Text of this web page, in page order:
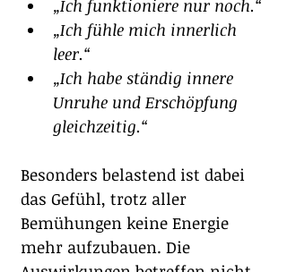
„Ich funktioniere nur noch.“
„Ich fühle mich innerlich
leer.“
„Ich habe ständig innere
Unruhe und Erschöpfung
gleichzeitig.“
Besonders belastend ist dabei
das Gefühl, trotz aller
Bemühungen keine Energie
mehr aufzubauen. Die